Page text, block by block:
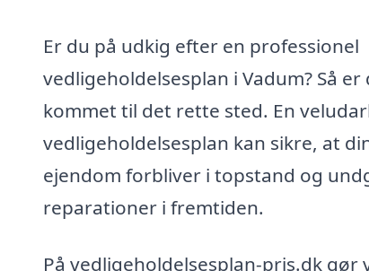
Er du på udkig efter en professionel
vedligeholdelsesplan i Vadum? Så er
kommet til det rette sted. En
vedligeholdelsesplan kan sikre, at
ejendom forbliver i topstand og
reparationer i fremtiden.
På vedligeholdelsesplan-pris.dk gør